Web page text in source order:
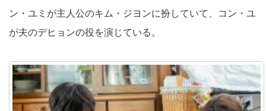
ン・ユミが主人公のキム・ジヨンに扮していて、コン・ユ
が夫のデヒョンの役を演じている。